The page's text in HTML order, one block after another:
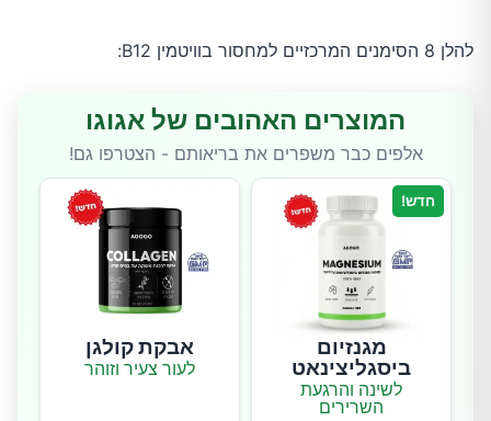
להלן 8 הסימנים המרכזיים למחסור בוויטמין B12:
המוצרים האהובים של אגוגו
אלפים כבר משפרים את בריאותם - הצטרפו גם!
חדש!
מגנזיום
ביסגליצינאט
לשינה והרגעת
השרירים
אבקת קולגן
לעור צעיר וזוהר